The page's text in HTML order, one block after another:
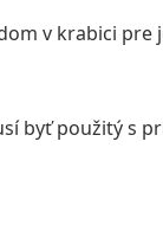
v krabici pre
byť použitý s